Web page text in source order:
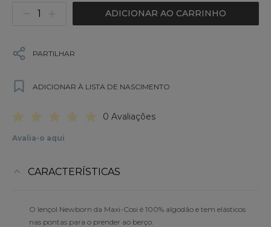
ADICIONAR AO CARRINHO
PARTILHAR
ADICIONAR À LISTA DE NASCIMENTO
0 Avaliações
Avalia-o aqui
CARACTERÍSTICAS
O lençol Newborn da Maxi-Cosi é 100% algodão e tem elásticos
nas pontas para o prender ao berço.